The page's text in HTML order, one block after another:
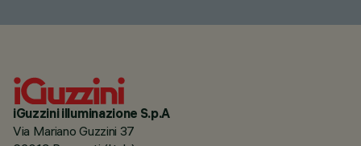
iGuzzini illuminazione S.p.A
Via Mariano Guzzini 37